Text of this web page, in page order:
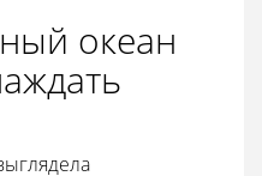
океан